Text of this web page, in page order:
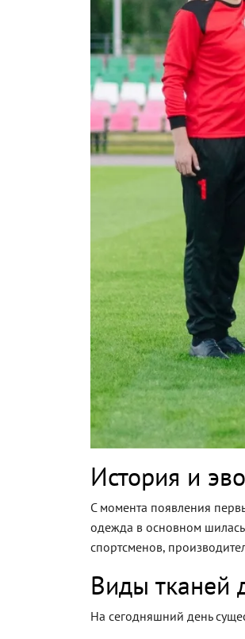
История и
С момента появления
одежда в основном шилась
спортсменов,
Виды тканей
На сегодняшний день